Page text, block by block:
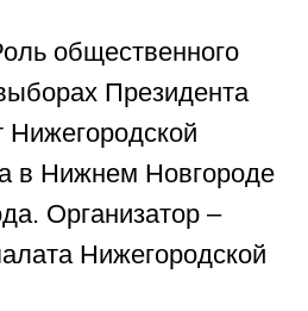
общественного
Президента
в Нижнем Новгороде
Организатор –
Нижегородской